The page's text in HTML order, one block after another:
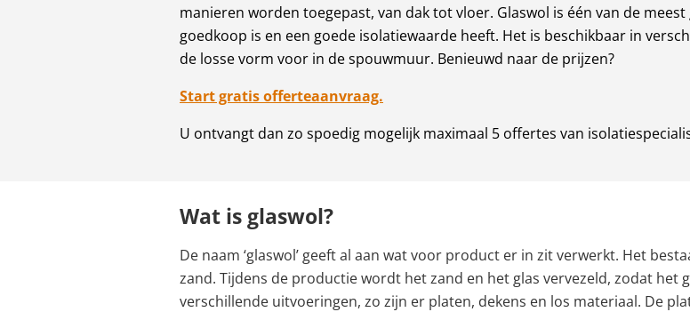
manieren worden toegepast, van dak tot vloer. Glaswol is één van de
goedkoop is en een goede isolatiewaarde heeft. Het is beschikbaar in
de losse vorm voor in de spouwmuur. Benieuwd naar de prijzen?
Start gratis offerteaanvraag.
U ontvangt dan zo spoedig mogelijk maximaal 5 offertes van
Wat is glaswol?
De naam ‘glaswol’ geeft al aan wat voor product er in zit verwerkt. Het
zand. Tijdens de productie wordt het zand en het glas vervezeld, zodat
verschillende uitvoeringen, zo zijn er platen, dekens en los materiaal. De